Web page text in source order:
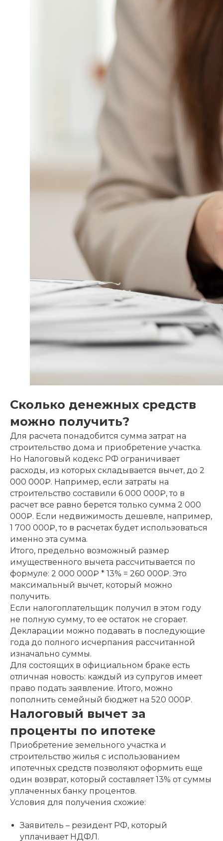
Сколько денежных средств
можно получить?
Для расчета понадобится сумма затрат на
строительство дома и приобретение участка.
Но Налоговый кодекс РФ ограничивает
расходы, из которых складывается вычет, до 2
000 000₽. Например, если затраты на
строительство составили 6 000 000₽, то в
расчет все равно берется только сумма 2 000
000₽. Если недвижимость дешевле, например,
1 700 000₽, то в расчетах будет использоваться
именно эта сумма.
Итого, предельно возможный размер
имущественного вычета рассчитывается по
формуле: 2 000 000₽ * 13% = 260 000₽. Это
максимальный вычет, который можно
получить.
Если налогоплательщик получил в этом году
не полную сумму, то ее остаток не сгорает.
Декларации можно подавать в последующие
года до полного исчерпания рассчитанной
изначально суммы.
Для состоящих в официальном браке есть
отличная новость: каждый из супругов имеет
право подать заявление. Итого, можно
пополнить семейный бюджет на 520 000₽.
Налоговый вычет за
проценты по ипотеке
Приобретение земельного участка и
строительство жилья с использованием
ипотечных средств позволяют оформить еще
один возврат, который составляет 13% от суммы
уплаченных банку процентов.
Условия для получения схожие:
Заявитель – резидент РФ, который
уплачивает НДФЛ.